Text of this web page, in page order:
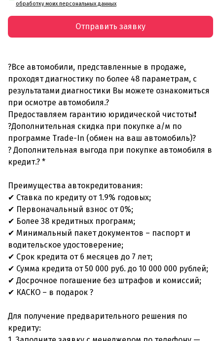
обработку моих персональных данных
Отправить заявку
?Все автомобили, представленные в продаже,
проходят диагностику по более 48 параметрам, с
результатами диагностики Вы можете ознакомиться
при осмотре автомобиля.?
Предоставляем гарантию юридической чистоты❗
?Дополнительная скидка при покупке а/м по
программе Trade-In (обмен на ваш автомобиль)?
? Дополнительная выгода при покупке автомобиля в
кредит.? *
Преимущества автокредитования:
✔ Ставка по кредиту от 1.9% годовых;
✔ Первоначальный взнос от 0%;
✔ Более 38 кредитных программ;
✔ Минимальный пакет документов – паспорт и
водительское удостоверение;
✔ Срок кредита от 6 месяцев до 7 лет;
✔ Сумма кредита от 50 000 руб. до 10 000 000 рублей;
✔ Досрочное погашение без штрафов и комиссий;
✔ КАСКО – в подарок ?
Для получение предварительного решения по
кредиту: